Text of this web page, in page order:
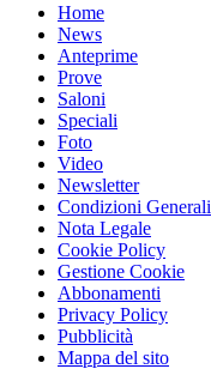
Home
News
Anteprime
Prove
Saloni
Speciali
Foto
Video
Newsletter
Condizioni Generali
Nota Legale
Cookie Policy
Gestione Cookie
Abbonamenti
Privacy Policy
Pubblicità
Mappa del sito